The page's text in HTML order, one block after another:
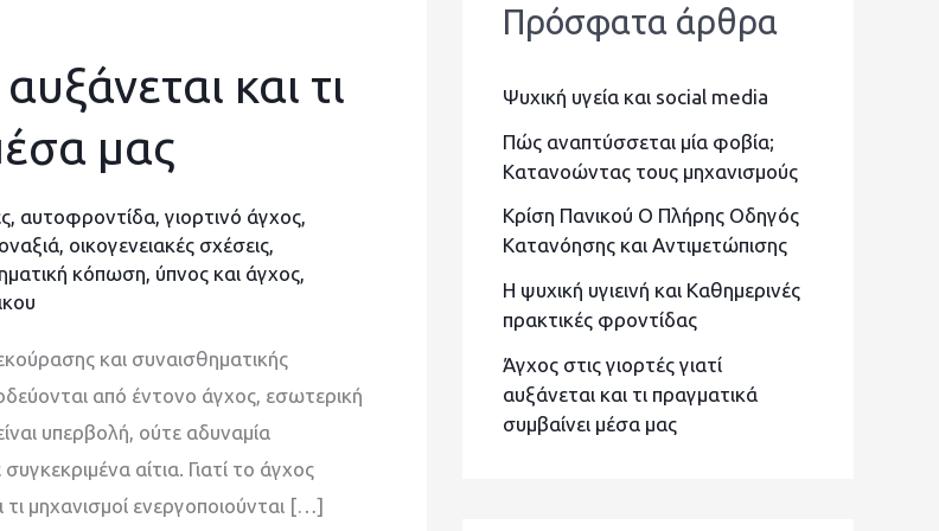
και τι
μας
, αυτοφροντίδα, γιορτινό άγχος,
, οικογενειακές σχέσεις,
κόπωση, ύπνος και άγχος,
και συναισθηματικής
από έντονο άγχος, εσωτερική
υπερβολή, ούτε αδυναμία
αίτια. Γιατί το άγχος
τι μηχανισμοί ενεργοποιούνται […]
ή
η
σ
η
γ
ι
α
Πρόσφατα άρθρα
Ψυχική υγεία και social media
Πώς αναπτύσσεται μία φοβία;
Κατανοώντας τους μηχανισμούς
Κρίση Πανικού Ο Πλήρης Οδηγός
Κατανόησης και Αντιμετώπισης
Η ψυχική υγιεινή και Καθημερινές
πρακτικές φροντίδας
Άγχος στις γιορτές γιατί
αυξάνεται και τι πραγματικά
συμβαίνει μέσα μας